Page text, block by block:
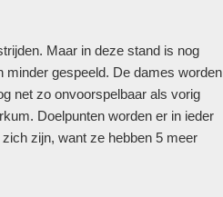
Maar in deze stand is nog
minder gespeeld. De dames worden
net zo onvoorspelbaar als vorig
Doelpunten worden er in ieder
zijn, want ze hebben 5 meer